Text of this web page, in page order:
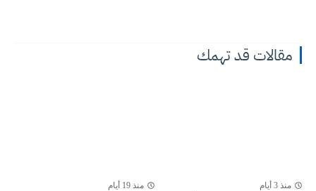
مقالات قد تهمك
منذ 3 أيام منذ 19 أيام